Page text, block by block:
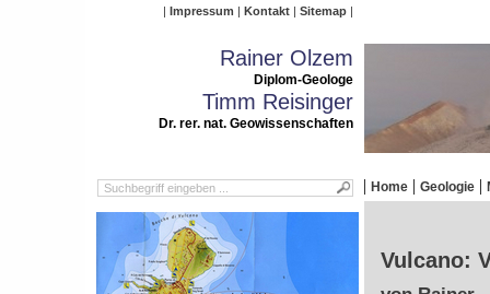
Impressum Kontakt Sitemap
Rainer Olzem
Diplom-Geologe
Timm Reisinger
Dr. rer. nat. Geowissenschaften
Home Geologie
Vulcano: